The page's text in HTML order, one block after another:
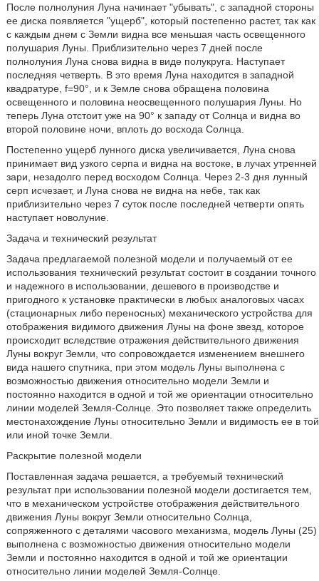
После полнолуния Луна начинает "убывать", с западной стороны
ее диска появляется "ущерб", который постепенно растет, так как
с каждым днем с Земли видна все меньшая часть освещенного
полушария Луны. Приблизительно через 7 дней после
полнолуния Луна снова видна в виде полукруга. Наступает
последняя четверть. В это время Луна находится в западной
квадратуре, f=90°, и к Земле снова обращена половина
освещенного и половина неосвещенного полушария Луны. Но
теперь Луна отстоит уже на 90° к западу от Солнца и видна во
второй половине ночи, вплоть до восхода Солнца.
Постепенно ущерб лунного диска увеличивается, Луна снова
принимает вид узкого серпа и видна на востоке, в лучах утренней
зари, незадолго перед восходом Солнца. Через 2-3 дня лунный
серп исчезает, и Луна снова не видна на небе, так как
приблизительно через 7 суток после последней четверти опять
наступает новолуние.
Задача и технический результат
Задача предлагаемой полезной модели и получаемый от ее
использования технический результат состоит в создании точного
и надежного в использовании, дешевого в производстве и
пригодного к установке практически в любых аналоговых часах
(стационарных либо переносных) механического устройства для
отображения видимого движения Луны на фоне звезд, которое
происходит вследствие отражения действительного движения
Луны вокруг Земли, что сопровождается изменением внешнего
вида нашего спутника, при этом модель Луны выполнена с
возможностью движения относительно модели Земли и
постоянно находится в одной и той же ориентации относительно
линии моделей Земля-Солнце. Это позволяет также определить
местонахождение Луны относительно Земли и видимость ее в той
или иной точке Земли.
Раскрытие полезной модели
Поставленная задача решается, а требуемый технический
результат при использовании полезной модели достигается тем,
что в механическом устройстве отображения действительного
движения Луны вокруг Земли относительно Солнца,
сопряженного с деталями часового механизма, модель Луны (25)
выполнена с возможностью движения относительно модели
Земли и постоянно находится в одной и той же ориентации
относительно линии моделей Земля-Солнце.